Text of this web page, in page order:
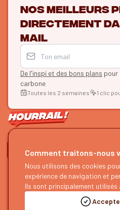
Nos meilleurs
directement
mail
De l'inspi et des bons plans pour
carbone
Toutes les 2 semaines 1 clic
ON SE SUIT ?
HOURRAIL !
À propos
Devenir partenaire
Comment traitons-nous
Nous utilisons des cookies
expérience de navigation et
Ils sont principalement